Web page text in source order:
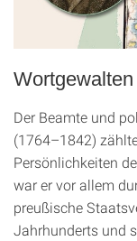
Der Beamte und
(1764–1842)
Persönlichkeiten
war er vor allem
preußische
Jahrhunderts und